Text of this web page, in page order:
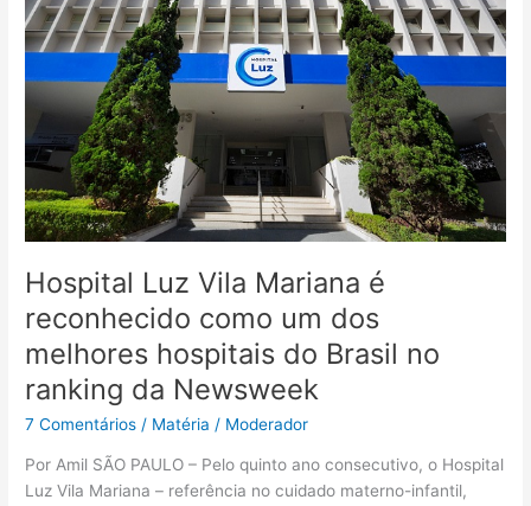
Hospital Luz Vila Mariana é
reconhecido como um dos
melhores hospitais do Brasil no
ranking da Newsweek
7 Comentários / Matéria / Moderador
Por Amil SÃO PAULO – Pelo quinto ano consecutivo, o Hospital
Luz Vila Mariana – referência no cuidado materno-infantil,
Mariana
é
reconhecido
como
dos
melhores
hospitais
do
no
ranking
da
Newsweek